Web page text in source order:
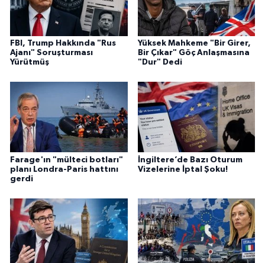
FBI, Trump Hakkında "Rus
Ajanı" Soruşturması
Yürütmüş
Yüksek Mahkeme "Bir Girer,
Bir Çıkar" Göç Anlaşmasına
"Dur" Dedi
Farage'ın "mülteci botları"
planı Londra-Paris hattını
gerdi
İngiltere’de Bazı Oturum
Vizelerine İptal Şoku!